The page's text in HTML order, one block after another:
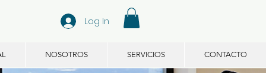
Log In
NOSOTROS SERVICIOS CONTACTO